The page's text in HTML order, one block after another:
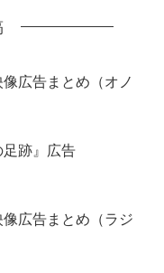
広告まとめ（オノ
跡』広告
広告まとめ（ラジ